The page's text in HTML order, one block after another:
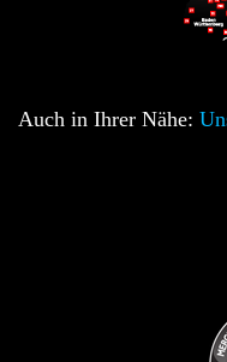
Auch in Ihrer Nähe: